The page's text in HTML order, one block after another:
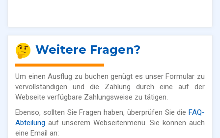
Weitere Fragen?
Um einen Ausflug zu buchen genügt es unser Formular zu
vervollständigen und die Zahlung durch eine auf der
Webseite verfügbare Zahlungsweise zu tätigen.
Ebenso, sollten Sie Fragen haben, überprüfen Sie die FAQ-
Abteilung auf unserem Webseitenmenü. Sie können auch
eine Email an: